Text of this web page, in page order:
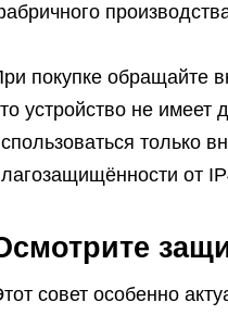
покупке обращайте
устройство не
только
от
совет особенно